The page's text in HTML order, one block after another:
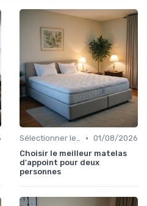
Sélectionner le niveau de fermeté • 01/08/2026
Choisir le meilleur matelas
d'appoint pour deux
personnes